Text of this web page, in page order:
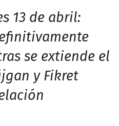
13 de abril:
se extiende el
y Fikret